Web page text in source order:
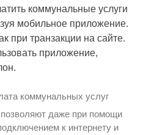
коммунальные услуги
мобильное приложение.
при транзакции на сайте.
приложение,
даже при помощи
к интернету и